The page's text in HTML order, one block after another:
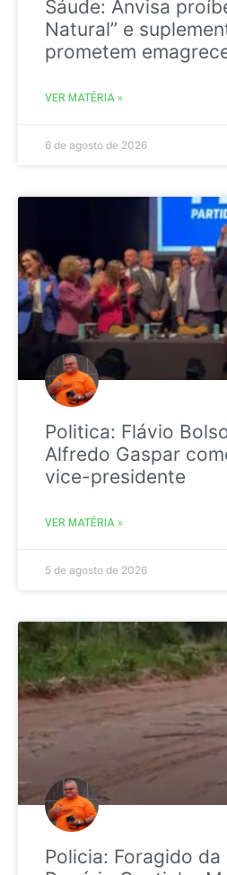
Sáude: Anvisa
Natural” e
prometem
VER MATÉRIA »
6 de agosto de 2026
Politica: Flávio
Alfredo Gaspar
vice-presidente
VER MATÉRIA »
5 de agosto de 2026
Policia: Foragido da